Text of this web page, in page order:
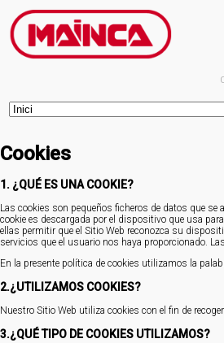
Cookies
1. ¿QUÉ ES UNA COOKIE?
Las cookies son pequeños ficheros de datos que se
cookie es descargada por el dispositivo que usa
ellas permitir que el Sitio Web reconozca su
servicios que el usuario nos haya proporcionado.
En la presente política de cookies utilizamos la
2.¿UTILIZAMOS COOKIES?
Nuestro Sitio Web utiliza cookies con el fin de
3.¿QUÉ TIPO DE COOKIES UTILIZAMOS?